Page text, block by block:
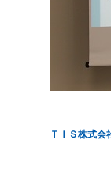
ＴＩＳ株式